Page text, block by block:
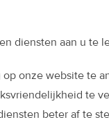
diensten aan u te
onze website te
te
beter af te